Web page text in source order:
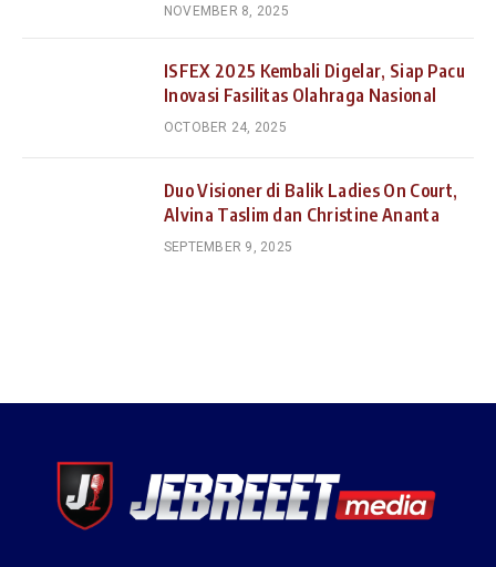
NOVEMBER 8, 2025
ISFEX 2025 Kembali Digelar, Siap Pacu
Inovasi Fasilitas Olahraga Nasional
OCTOBER 24, 2025
Duo Visioner di Balik Ladies On Court,
Alvina Taslim dan Christine Ananta
SEPTEMBER 9, 2025